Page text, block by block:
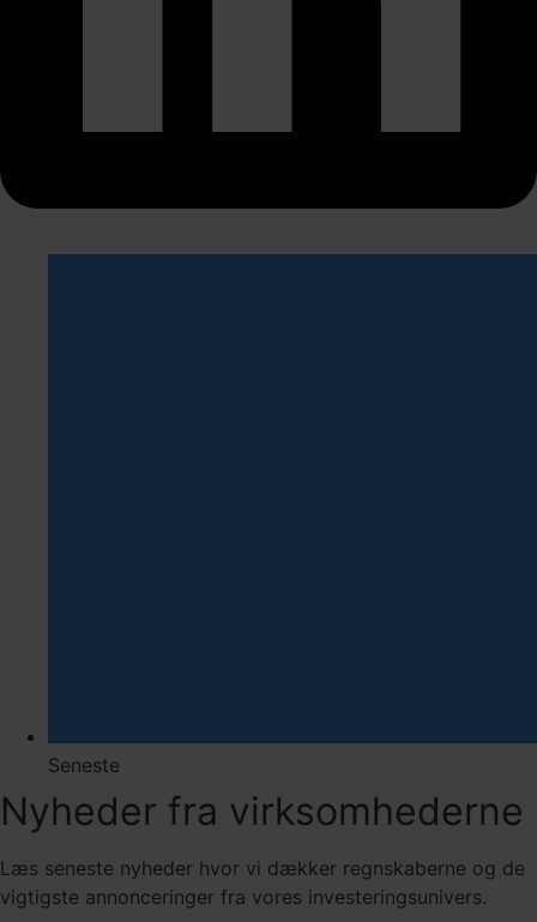
Seneste
Nyheder fra virksomhederne
Læs seneste nyheder hvor vi dækker regnskaberne og de
vigtigste annonceringer fra vores investeringsunivers.